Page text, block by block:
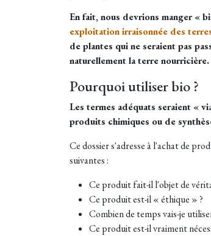
En fait, nous devrions manger «
exploitation irraisonnée des
de plantes qui ne seraient pas
naturellement la terre nourricière.
Pourquoi utiliser bio ?
Les termes adéquats seraient «
produits chimiques ou de
Ce dossier s'adresse à l'achat de
suivantes :
Ce produit fait-il l'objet de
Ce produit est-il « éthique » ?
Combien de temps vais-je
Ce produit est-il vraiment